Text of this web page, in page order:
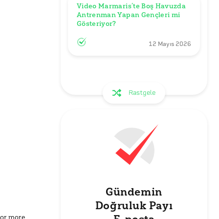
more
Video Marmaris’te Boş Havuzda
Antrenman Yapan Gençleri mi
Gösteriyor?
12 Mayıs 2026
Rastgele
Gündemin
Doğruluk Payı